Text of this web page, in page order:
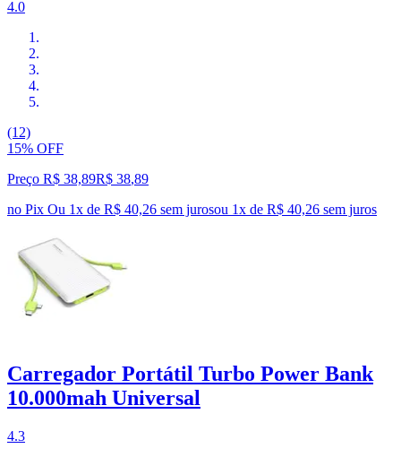
4.0
(12)
15% OFF
Preço R$ 38,89R$ 38,89
no Pix Ou 1x de R$ 40,26 sem jurosou 1x de R$ 40,26 sem juros
Carregador Portátil Turbo Power Bank
10.000mah Universal
4.3